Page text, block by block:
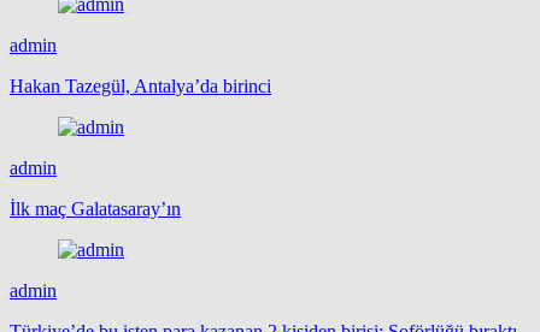
admin
Hakan Tazegül, Antalya’da birinci
admin
İlk maç Galatasaray’ın
admin